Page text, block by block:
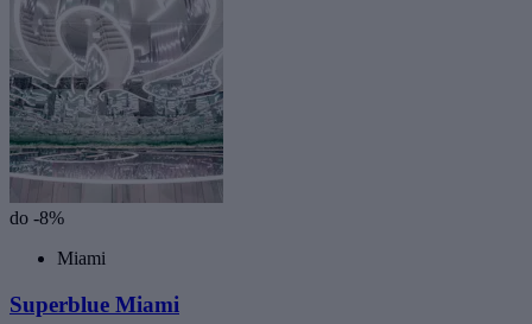
do -8%
Miami
Superblue Miami